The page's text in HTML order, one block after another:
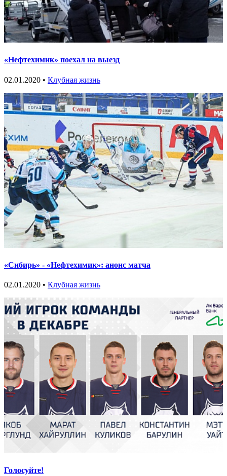
«Нефтехимик» поехал на выезд
02.01.2020 • Клубная жизнь
«Сибирь» - «Нефтехимик»: анонс матча
02.01.2020 • Клубная жизнь
Голосуйте!